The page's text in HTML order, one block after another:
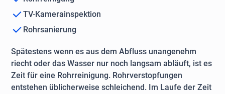
TV-Kamerainspektion
Rohrsanierung
Spätestens wenn es aus dem Abfluss unangenehm
riecht oder das Wasser nur noch langsam abläuft, ist es
Zeit für eine Rohrreinigung. Rohrverstopfungen
entstehen üblicherweise schleichend. Im Laufe der Zeit